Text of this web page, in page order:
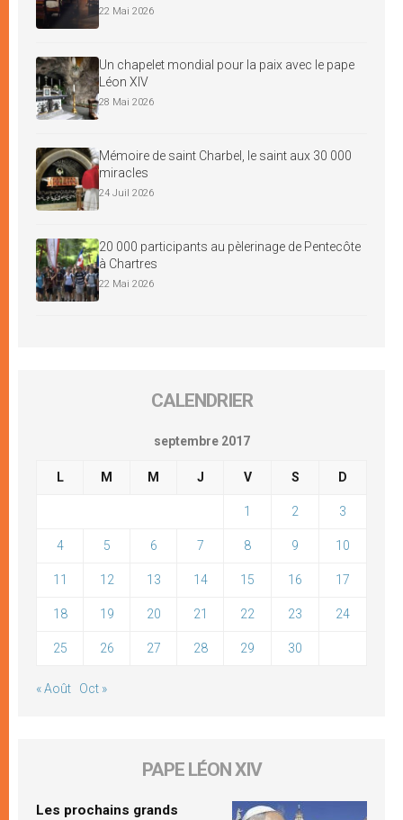
22 Mai 2026
Un chapelet mondial pour la paix avec le pape
Léon XIV
28 Mai 2026
Mémoire de saint Charbel, le saint aux 30 000
miracles
24 Juil 2026
20 000 participants au pèlerinage de Pentecôte
à Chartres
22 Mai 2026
CALENDRIER
septembre 2017
L M M J V S D
1 2 3
4 5 6 7 8 9 10
11 12 13 14 15 16 17
18 19 20 21 22 23 24
25 26 27 28 29 30
« Août Oct »
PAPE LÉON XIV
Les prochains grands